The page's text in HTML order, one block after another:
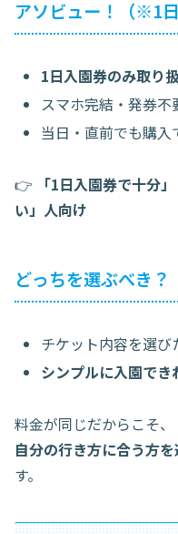
アソビュー！（※1日
1日入園券のみ取り
スマホ完結・発券不
当日・直前でも購入
👉
「1日入園券で十分
い」人向け
どっちを選ぶべき？
チケット内容を選
シンプルに入園でき
料金が同じだからこそ、
自分の行き方に合う方
す。